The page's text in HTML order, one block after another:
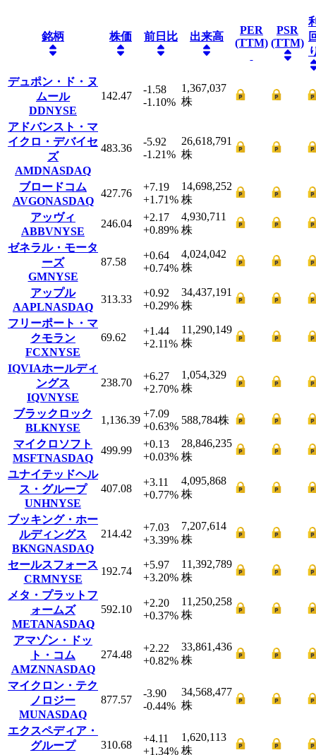
銘柄 株価 前日比 出来高
PER
(TTM)
PSR
(TTM)
デュポン・ド・ヌ
ムール
DDNYSE
142.47
-1.58
-1.10%
1,367,037
株
アドバンスト・マ
イクロ・デバイセ
ズ
AMDNASDAQ
483.36
-5.92
-1.21%
26,618,791
株
ブロードコム
AVGONASDAQ
427.76
+7.19
+1.71%
14,698,252
株
アッヴィ
ABBVNYSE
246.04
+2.17
+0.89%
4,930,711
株
ゼネラル・モータ
ーズ
GMNYSE
87.58
+0.64
+0.74%
4,024,042
株
アップル
AAPLNASDAQ
313.33
+0.92
+0.29%
34,437,191
株
フリーポート・マ
クモラン
FCXNYSE
69.62
+1.44
+2.11%
11,290,149
株
IQVIAホールディ
ングス
IQVNYSE
238.70
+6.27
+2.70%
1,054,329
株
ブラックロック
BLKNYSE
1,136.39
+7.09
+0.63%
588,784株
マイクロソフト
MSFTNASDAQ
499.99
+0.13
+0.03%
28,846,235
株
ユナイテッドヘル
ス・グループ
UNHNYSE
407.08
+3.11
+0.77%
4,095,868
株
ブッキング・ホー
ルディングス
BKNGNASDAQ
214.42
+7.03
+3.39%
7,207,614
株
セールスフォース
CRMNYSE
192.74
+5.97
+3.20%
11,392,789
株
メタ・プラットフ
ォームズ
METANASDAQ
592.10
+2.20
+0.37%
11,250,258
株
アマゾン・ドッ
ト・コム
AMZNNASDAQ
274.48
+2.22
+0.82%
33,861,436
株
マイクロン・テク
ノロジー
MUNASDAQ
877.57
-3.90
-0.44%
34,568,477
株
エクスペディア・
グループ
310.68
+4.11
+1.34%
1,620,113
株